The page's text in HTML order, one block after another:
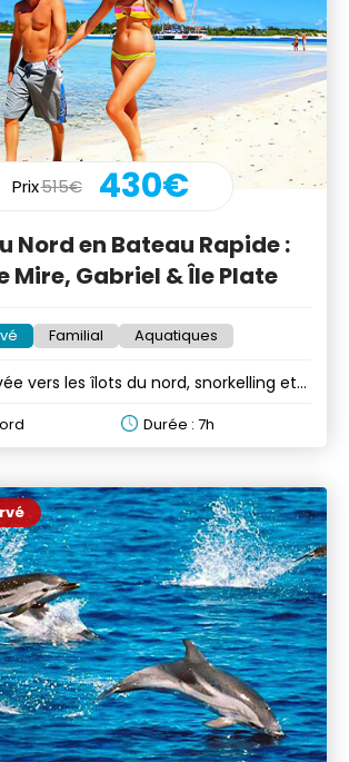
Prix515€ 430€
Nord en Bateau Rapide :
Mire, Gabriel & Île Plate
Familial Aquatiques
vers les îlots du nord, snorkelling et
Durée : 7h